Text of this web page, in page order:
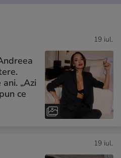
19 iul.
„Azi
ce
19 iul.